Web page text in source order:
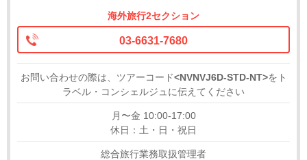
海外旅行2セクション
03-6631-7680
お問い合わせの際は、ツアーコード<NVNVJ6D-STD-NT>をト
ラベル・コンシェルジュに伝えてください
月〜金 10:00-17:00
休日：土・日・祝日
総合旅行業務取扱管理者